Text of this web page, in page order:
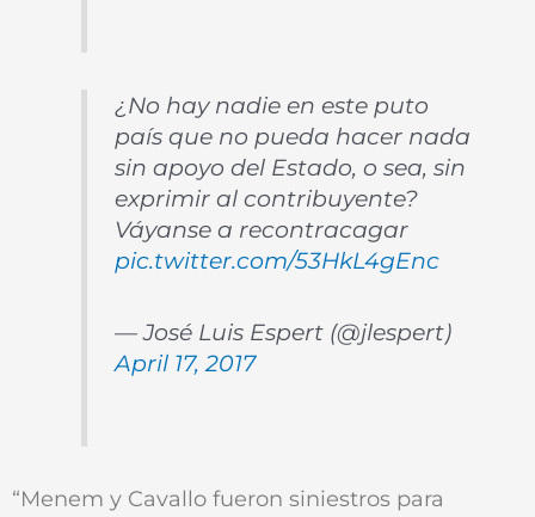
¿No hay nadie en este puto
país que no pueda hacer nada
sin apoyo del Estado, o sea, sin
exprimir al contribuyente?
Váyanse a recontracagar
pic.twitter.com/53HkL4gEnc
— José Luis Espert (@jlespert)
April 17, 2017
“Menem y Cavallo fueron siniestros para